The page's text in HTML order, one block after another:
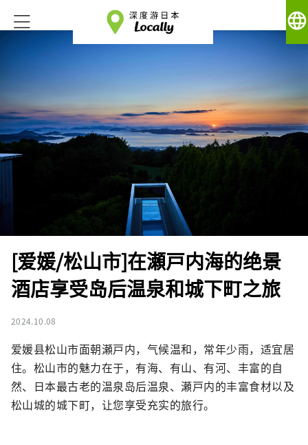
language
[爱媛/松山市]在瀬戸内海的绝景
酒店享受岛后温泉和城下町之旅
2024.10.08
爱媛县松山市面朝瀬戸内，气候温和，常年少雨，适宜居
住。松山市的魅力在于，有海、有山、有河、丰富的自
然、日本最古老的温泉岛后温泉、瀬戸内的丰富食材以及
松山城的城下町，让您享受充实的旅行。